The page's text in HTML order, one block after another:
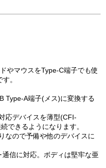
やマウスをType-C端子でも使
。
Type-A端子(メス)に変換する
応デバイスを薄型(CFI-
できるようになります。
なので予備や他のデバイスに
信に対応。ボディは堅牢な亜